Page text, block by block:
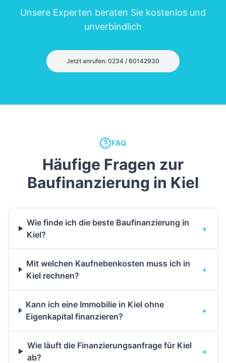
Unsere Experten beraten Sie kostenlos und
unverbindlich
Jetzt anrufen: 0234 / 60142930
FAQ
Häufige Fragen zur
Baufinanzierung in Kiel
Wie finde ich die beste Baufinanzierung in
Kiel?
+
Mit welchen Kaufnebenkosten muss ich in
Kiel rechnen?
+
Kann ich eine Immobilie in Kiel ohne
Eigenkapital finanzieren?
+
Wie läuft die Finanzierungsanfrage für Kiel
ab?
+